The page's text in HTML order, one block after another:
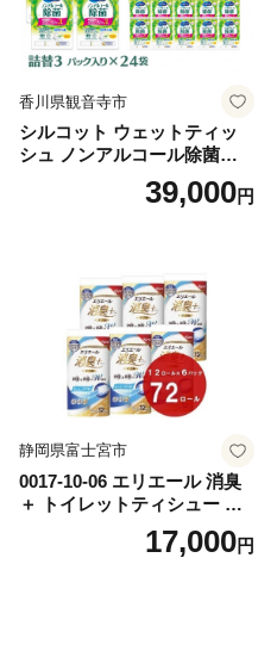
香川県観音寺市
シルコット ウェットティッ
シュ ノンアルコール除菌詰
替（43枚×3P）×24袋 日用品
おもちゃ 拭き取り 手拭き 外
39,000円
静岡県富士宮市
0017-10-06 エリエール 消臭
＋ トイレットティシュー し
っかり香るフレッシュクリア
の香り ダブル 12ロール×6パ
17,000円